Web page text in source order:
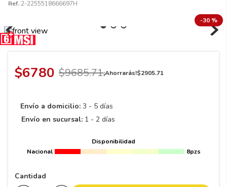
Ref. 2-2255518666697H
-30 %
$6780 $9685.71¡Ahorrarás!$2905.71
Envío a domicilio: 3 - 5 días
Envío en sucursal: 1 - 2 días
Disponibilidad
Nacional
8pzs
Cantidad
7 245